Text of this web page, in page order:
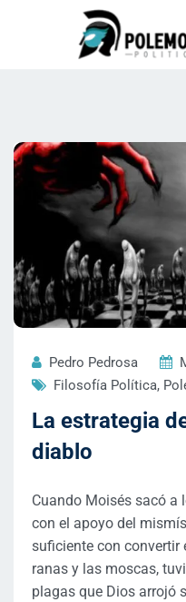
Pedro Pedrosa
Filosofía Política,
La estrategia
diablo
Cuando Moisés sacó a
con el apoyo del
suficiente con convertir
ranas y las moscas,
plagas que Dios arrojó